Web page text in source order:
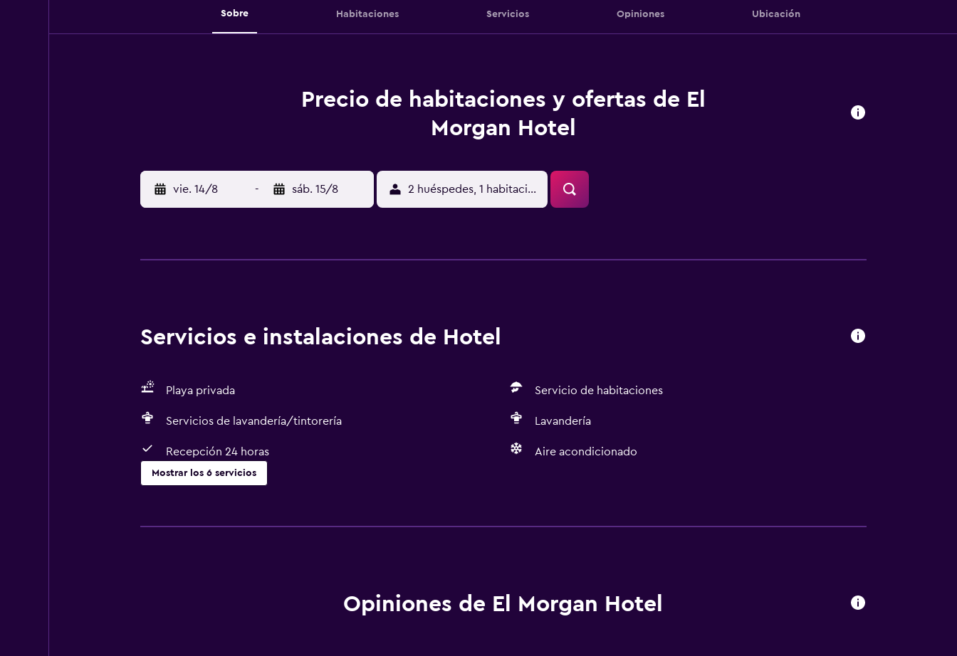
Sobre Habitaciones Servicios Opiniones Ubicación
Precio de habitaciones y ofertas de El
Morgan Hotel
vie. 14/8 - sáb. 15/8 2 huéspedes, 1 habitación
Servicios e instalaciones de Hotel
Playa privada Servicio de habitaciones
Servicios de lavandería/tintorería Lavandería
Recepción 24 horas Aire acondicionado
Mostrar los 6 servicios
Lavandería
Servicio de habitaciones
Aire acondicionado
Opiniones de El Morgan Hotel